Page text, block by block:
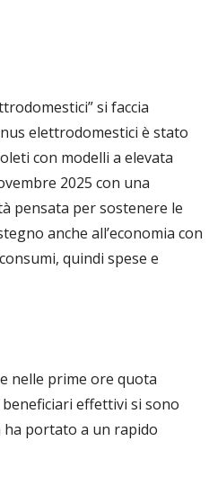
si faccia
elettrodomestici è stato
con modelli a elevata
2025 con una
pensata per sostenere le
anche all’economia con
quindi spese e
nelle prime ore quota
effettivi si sono
ha portato a un rapido